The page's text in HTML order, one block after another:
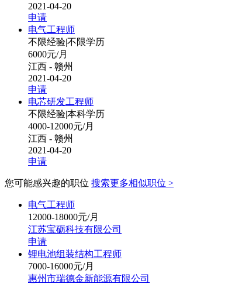
2021-04-20
申请
电气工程师
不限经验|不限学历
6000元/月
江西 - 赣州
2021-04-20
申请
电芯研发工程师
不限经验|本科学历
4000-12000元/月
江西 - 赣州
2021-04-20
申请
您可能感兴趣的职位 搜索更多相似职位 >
电气工程师
12000-18000元/月
江苏宝砺科技有限公司
申请
锂电池组装结构工程师
7000-16000元/月
惠州市瑞德金新能源有限公司